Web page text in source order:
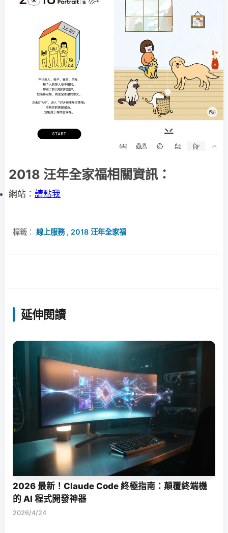
2018 汪年全家福相關資訊：
網站： 請點我
標籤： 線上服務, 2018 汪年全家福
延伸閱讀
2026 最新！Claude Code 終極指南：顛覆終端機
的 AI 程式開發神器
2026/4/24